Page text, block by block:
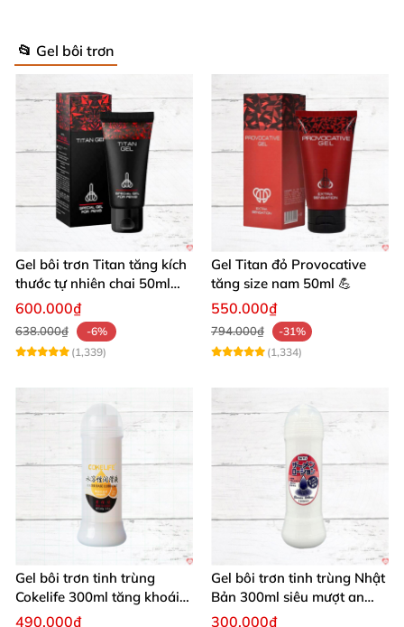
📂 Gel bôi trơn
Gel bôi trơn Titan tăng kích
thước tự nhiên chai 50ml
siêu mạnh
600.000₫
638.000₫
-6%
(1,339)
Gel Titan đỏ Provocative
tăng size nam 50ml 💪
550.000₫
794.000₫
-31%
(1,334)
Gel bôi trơn tinh trùng
Cokelife 300ml tăng khoái
cảm, an toàn
490.000₫
Gel bôi trơn tinh trùng Nhật
Bản 300ml siêu mượt an
toàn cho yêu
300.000₫